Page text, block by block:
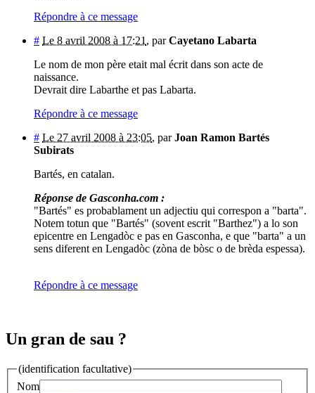
Répondre à ce message
# Le 8 avril 2008 à 17:21 , parCayetano Labarta
Le nom de mon père etait mal écrit dans son acte de
naissance.
Devrait dire Labarthe et pas Labarta.
Répondre à ce message
# Le 27 avril 2008 à 23:05, parJoan Ramon Bartés
Subirats
Bartés, en catalan.
Réponse de Gasconha.com :
"Bartés" es probablament un adjectiu qui correspon a "barta".
Notem totun que "Bartés" (sovent escrit "Barthez") a lo son
epicentre en Lengadòc e pas en Gasconha, e que "barta" a un
sens diferent en Lengadòc (zòna de bòsc o de brèda espessa).
Répondre à ce message
Un gran de sau ?
(identification facultative)
Nom